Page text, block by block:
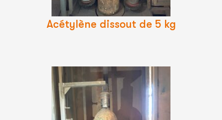
Suite
Acétylène dissout de 5 kg